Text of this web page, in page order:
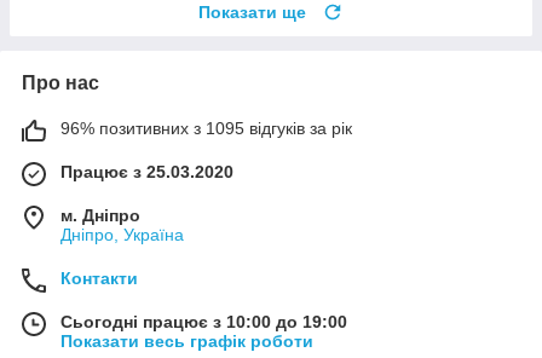
Показати ще
Про нас
96% позитивних з 1095 відгуків за рік
Працює з 25.03.2020
м. Дніпро
Дніпро, Україна
Контакти
Сьогодні працює з 10:00 до 19:00
Показати весь графік роботи